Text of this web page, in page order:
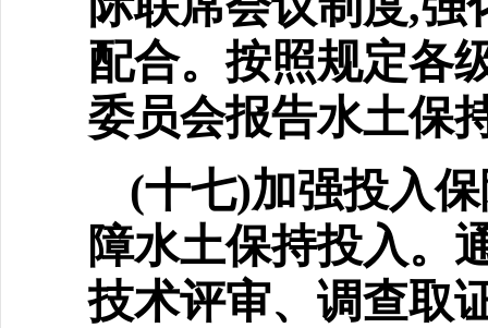
配合。按照规定各
委员会报告水土保
(十七)加强投入
障水土保持投入。
技术评审、调查取